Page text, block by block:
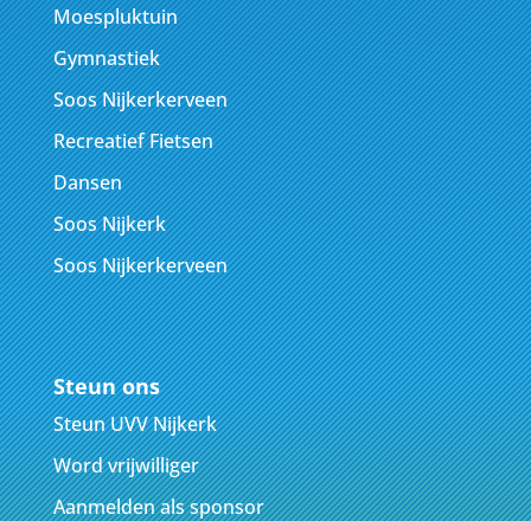
Moespluktuin
Gymnastiek
Soos Nijkerkerveen
Recreatief Fietsen
Dansen
Soos Nijkerk
Soos Nijkerkerveen
Steun ons
Steun UVV Nijkerk
Word vrijwilliger
Aanmelden als sponsor